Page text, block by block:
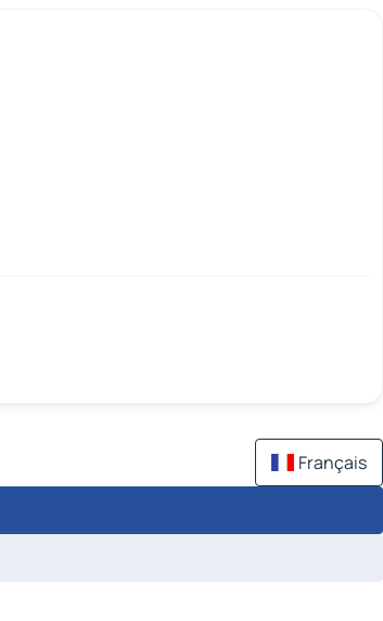
Français